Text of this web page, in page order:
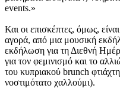
events.»
Και οι επισκέπτες, όμως,
αγορά, από μια μουσική
εκδήλωση για τη Διεθνή
για τον φεμινισμό και το
του κυπριακού brunch
νοστιμότατο χαλλούμι).